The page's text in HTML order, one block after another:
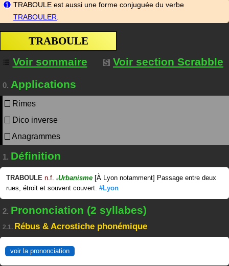
TRABOULE est aussi une forme conjuguée du verbe
TRABOULER
TRABOULE
Voir sommaire
Voir section Scrabble
0. Applications
Rimes
Dico inverse
Anagrammes
1. Définition
TRABOULE n.f. #Urbanisme [À Lyon notamment] Passage entre deux
rues, étroit et souvent couvert. #Lyon
2. Prononciation (2 syllabes)
2.1. Rébus & Acrostiche phonémique
voir la prononciation